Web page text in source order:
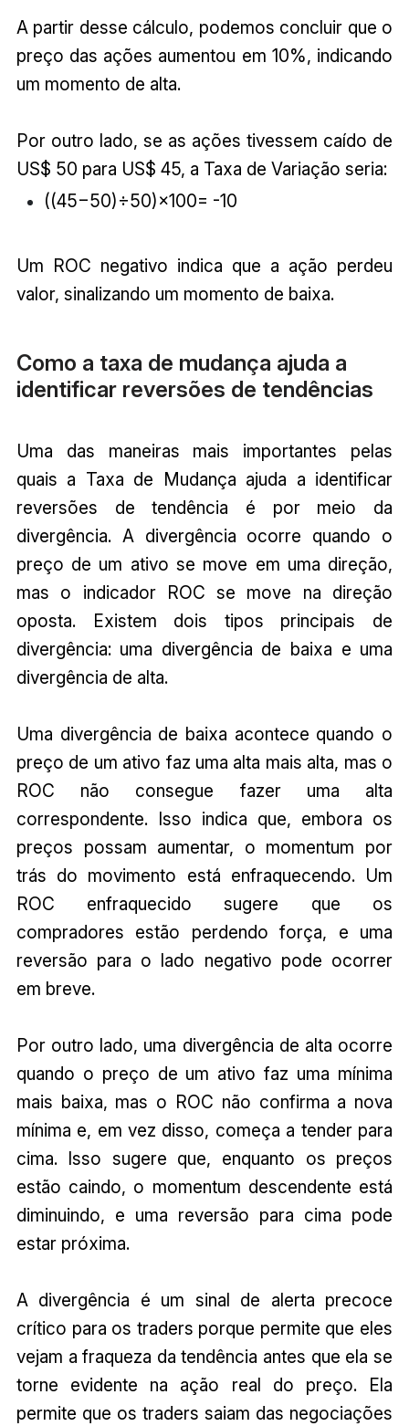
A partir desse cálculo, podemos concluir que o
preço das ações aumentou em 10%, indicando
um momento de alta.
Por outro lado, se as ações tivessem caído de
US$ 50 para US$ 45, a Taxa de Variação seria:
((45−50)÷50)×100= -10
Um ROC negativo indica que a ação perdeu
valor, sinalizando um momento de baixa.
Como a taxa de mudança ajuda a
identificar reversões de tendências
Uma das maneiras mais importantes pelas
quais a Taxa de Mudança ajuda a identificar
reversões de tendência é por meio da
divergência. A divergência ocorre quando o
preço de um ativo se move em uma direção,
mas o indicador ROC se move na direção
oposta. Existem dois tipos principais de
divergência: uma divergência de baixa e uma
divergência de alta.
Uma divergência de baixa acontece quando o
preço de um ativo faz uma alta mais alta, mas o
ROC não consegue fazer uma alta
correspondente. Isso indica que, embora os
preços possam aumentar, o momentum por
trás do movimento está enfraquecendo. Um
ROC enfraquecido sugere que os
compradores estão perdendo força, e uma
reversão para o lado negativo pode ocorrer
em breve.
Por outro lado, uma divergência de alta ocorre
quando o preço de um ativo faz uma mínima
mais baixa, mas o ROC não confirma a nova
mínima e, em vez disso, começa a tender para
cima. Isso sugere que, enquanto os preços
estão caindo, o momentum descendente está
diminuindo, e uma reversão para cima pode
estar próxima.
A divergência é um sinal de alerta precoce
crítico para os traders porque permite que eles
vejam a fraqueza da tendência antes que ela se
torne evidente na ação real do preço. Ela
permite que os traders saiam das negociações